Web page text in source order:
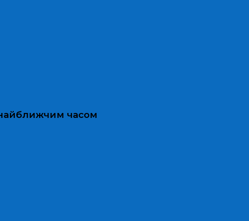
часом